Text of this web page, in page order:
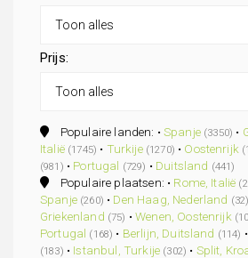
Prijs:
Populaire landen: •Spanje (3350) •
Italië (1745) • Turkije (1270) • Oostenrijk
(981) • Portugal (729) • Duitsland (441)
Populaire plaatsen: • Rome, Italië
Spanje (260) • Den Haag, Nederland (32)
Griekenland (75) •Wenen, Oostenrijk
Portugal (168) • Berlijn, Duitsland (114) •
(183) • Istanbul, Turkije (302) • Split,